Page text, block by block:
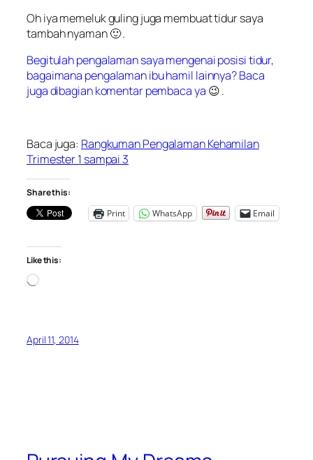
Oh iya memeluk guling juga membuat tidur saya
tambah nyaman 🙂 .
Begitulah pengalaman saya mengenai posisi tidur,
bagaimana pengalaman ibu hamil lainnya? Baca
juga dibagian komentar pembaca ya 😉 .
Baca juga: Rangkuman Pengalaman Kehamilan
Trimester 1 sampai 3
Share this:
Print
WhatsApp Email
Like this:
Loading…
April 11, 2014